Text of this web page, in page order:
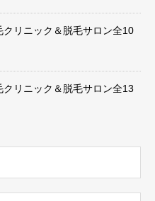
リニック＆脱毛サロン全10
リニック＆脱毛サロン全13